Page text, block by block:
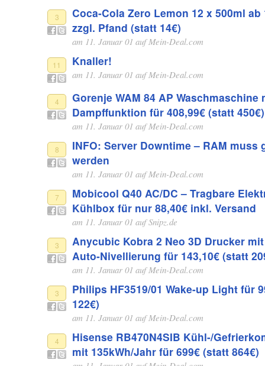
3
Coca-Cola Zero Lemon 12 x 500ml ab
zzgl. Pfand (statt 14€)
am 11. Januar 01 aufMein-Deal.com
11 Knaller!
am 11. Januar 01 aufMein-Deal.com
4
Gorenje WAM 84 AP Waschmaschine
Dampffunktion für 408,99€ (statt 450€)
am 11. Januar 01 aufMein-Deal.com
8
INFO: Server Downtime – RAM muss
werden
am 11. Januar 01 aufMein-Deal.com
7
Mobicool Q40 AC/DC – Tragbare
Kühlbox für nur 88,40€ inkl. Versand
am 11. Januar 01 aufSnipz.de
3
Anycubic Kobra 2 Neo 3D Drucker
Auto-Nivellierung für 143,10€ (statt
am 11. Januar 01 aufMein-Deal.com
3
Philips HF3519/01 Wake-up Light für
122€)
am 11. Januar 01 aufMein-Deal.com
4
Hisense RB470N4SIB Kühl-/
mit 135kWh/Jahr für 699€ (statt 864€)